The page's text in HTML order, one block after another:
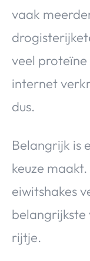
vaak
veel proteïne
internet
dus.
Belangrijk is
keuze
eiwitshakes
belangrijkste
rijtje.